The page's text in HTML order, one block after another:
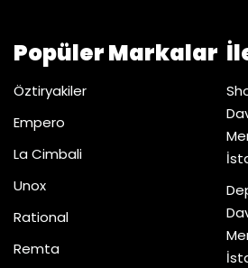
Popüler Markalar
Öztiryakiler
Empero
La Cimbali
Unox
Rational
Remta